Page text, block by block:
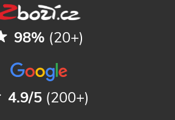
98% (20+)
4.9/5 (200+)